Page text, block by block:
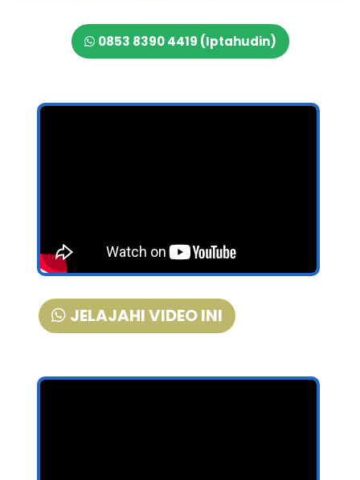
0853 8390 4419 (Iptahudin)
JELAJAHI VIDEO INI